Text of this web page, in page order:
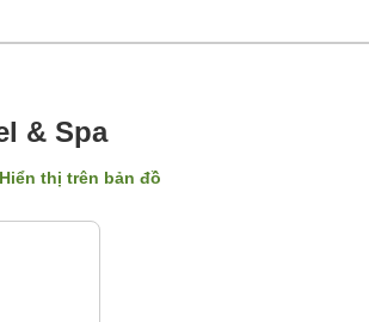
& Spa
Hiển thị trên bản đồ